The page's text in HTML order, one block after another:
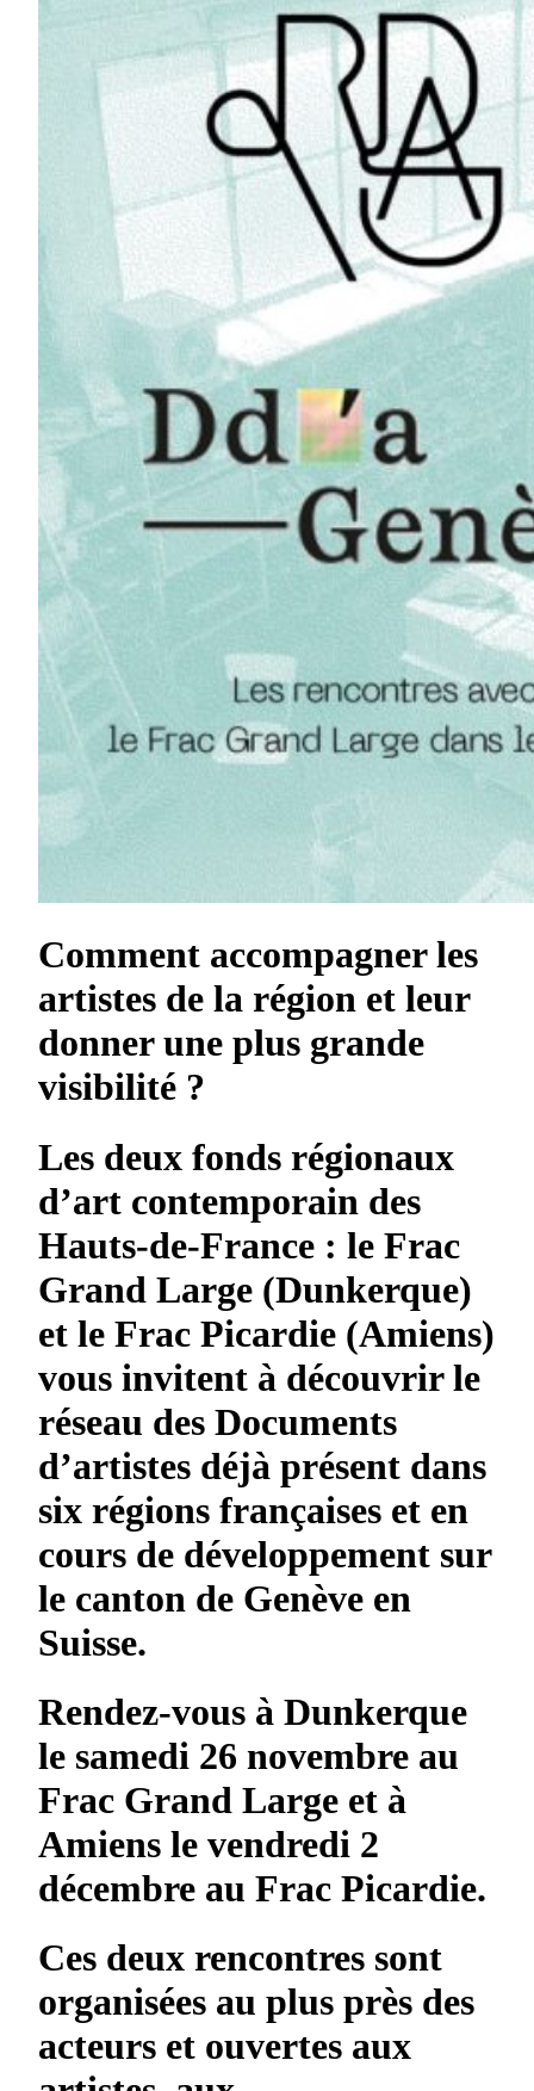
Comment accompagner les
artistes de la région et leur
donner une plus grande
visibilité ?
Les deux fonds régionaux
d’art contemporain des
Hauts-de-France : le Frac
Grand Large (Dunkerque)
et le Frac Picardie (Amiens)
vous invitent à découvrir le
réseau des Documents
d’artistes déjà présent dans
six régions françaises et en
cours de développement sur
le canton de Genève en
Suisse.
Rendez-vous à Dunkerque
le samedi 26 novembre au
Frac Grand Large et à
Amiens le vendredi 2
décembre au Frac Picardie.
Ces deux rencontres sont
organisées au plus près des
acteurs et ouvertes aux